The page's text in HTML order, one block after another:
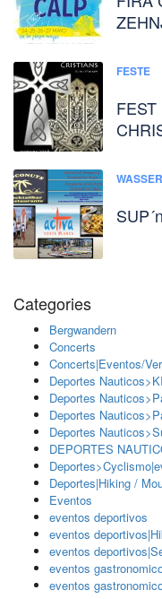
FESTE
Categories
Bergwandern
Concerts
Concerts|Eventos/
Deportes
Deportes
Deportes
Deportes
DEPORTES
Deportes|Hiking /
Eventos
eventos deportivos
eventos
eventos
eventos
eventos